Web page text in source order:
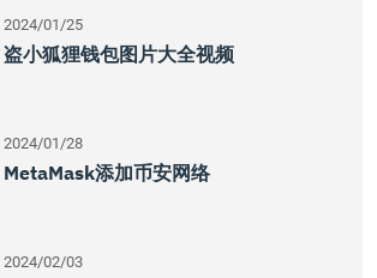
2024/01/25
盗小狐狸钱包图片大全视频
2024/01/28
MetaMask添加币安网络
2024/02/03